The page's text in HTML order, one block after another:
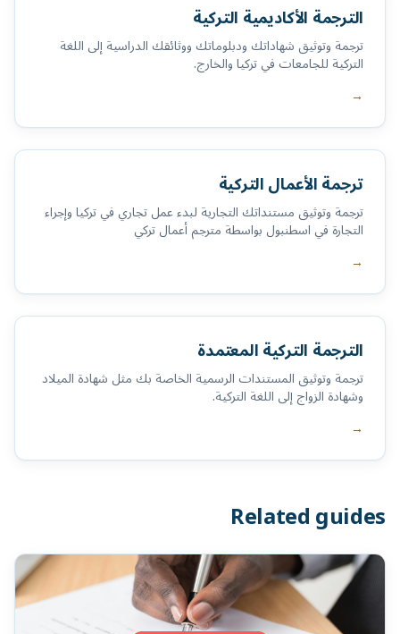
الترجمة الأكاديمية التركية
ترجمة وتوثيق شهاداتك ودبلوماتك ووثائقك الدراسية إلى اللغة
التركية للجامعات في تركيا والخارج.
→
ترجمة الأعمال التركية
ترجمة وتوثيق مستنداتك التجارية لبدء عمل تجاري في تركيا وإجراء
التجارة في اسطنبول بواسطة مترجم أعمال تركي
→
الترجمة التركية المعتمدة
ترجمة وتوثيق المستندات الرسمية الخاصة بك مثل شهادة الميلاد
وشهادة الزواج إلى اللغة التركية.
→
Related guides